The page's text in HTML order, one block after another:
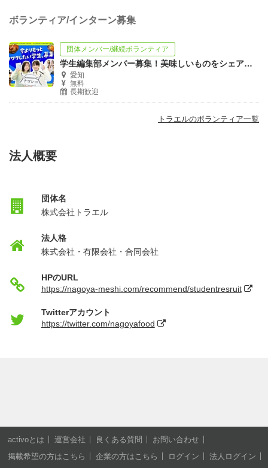
ボランティア/インターン募集
団体メンバー/継続ボランティア
学生編集部メンバー募集！美味しいものをシェアして名古屋を盛り上げよう｜ナゴレコ
愛知
無料
長期歓迎
トラエルのボランティア一覧
法人概要
団体名
株式会社トラエル
法人格
株式会社・有限会社・合同会社
HPのURL
https://nagoya-meshi.com/recommend/studentresruit
Twitterアカウント
https://twitter.com/nagoyafood
activoとは 運営会社 良くある質問
お問い合わせ
掲載希望の方はこちら
企業の方はこちら ログイン 法人ログイン